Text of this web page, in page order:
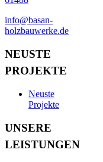
info@basan-
holzbauwerke.de
NEUSTE
PROJEKTE
Neuste
Projekte
UNSERE
LEISTUNGEN